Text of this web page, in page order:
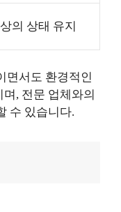
의 상태 유지
면서도 환경적인
, 전문 업체와의
수 있습니다.